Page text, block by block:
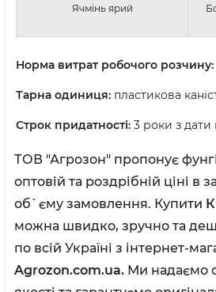
Ячмінь ярий
Норма витрат робочого розчину:
Тарна одиниця: пластикова
Строк придатності: 3 роки з дати
ТОВ "Агрозон" пропонує
оптовій та роздрібній ціні в
об`єму замовлення. Купити
можна швидко, зручно та
по всій Україні з інтернет-
Agrozon.com.ua. Ми надаємо